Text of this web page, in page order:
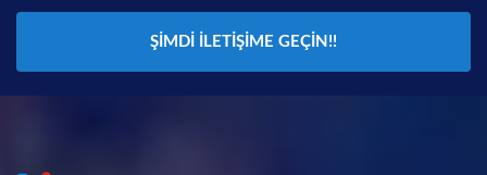
ŞIMDI İLETIŞIME GEÇIN!!